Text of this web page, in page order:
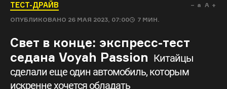
ТЕСТ-ДРАЙВ
ОПУБЛИКОВАНО 26 МАЯ 2023, 07:00 7 МИН.
a A
Свет в конце: экспресс-тест
седана Voyah Passion Китайцы
сделали еще один автомобиль, которым
искренне хочется обладать